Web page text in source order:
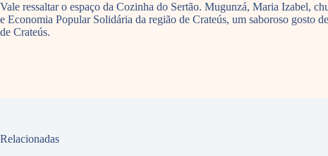
Vale ressaltar o espaço da Cozinha do Sertão. Mugunzá, Maria Izabel,
e Economia Popular Solidária da região de Crateús, um saboroso gosto
de Crateús.
Relacionadas